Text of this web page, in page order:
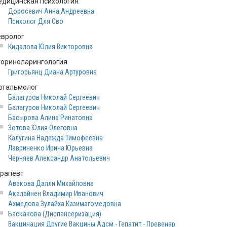
Доросевич Анна Андреевна
Психолог Для Сво
Кидалова Юлия Викторовна
Григорьянц Диана Артуровна
Балагуров Николай Сергеевич
Балагуров Николай Сергеевич
Басырова Алина Ринатовна
Зотова Юлия Олеговна
Калугина Надежда Тимофеевна
Лавриненко Ирина Юрьевна
Черняев Александр Анатольевич
Авакова Далли Михайловна
Акалайнен Владимир Иванович
Ахмедова Зулайха Казимагомедовна
Баскакова (Диспансеризация)
Вакцинация Другие Вакцины Адсм - Гепатит - Превенар